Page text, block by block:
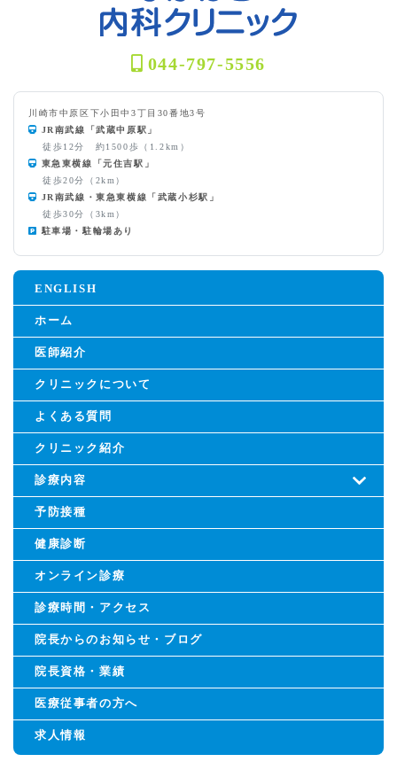
044-797-5556
川崎市中原区下小田中3丁目30番地3号
JR南武線「武蔵中原駅」
徒歩12分 約1500歩（1.2km）
東急東横線「元住吉駅」
徒歩20分（2km）
JR南武線・東急東横線「武蔵小杉駅」
徒歩30分（3km）
駐車場・駐輪場あり
ENGLISH
ホーム
医師紹介
クリニックについて
よくある質問
クリニック紹介
診療内容
予防接種
健康診断
オンライン診療
診療時間・アクセス
院長からのお知らせ・ブログ
院長資格・業績
医療従事者の方へ
求人情報